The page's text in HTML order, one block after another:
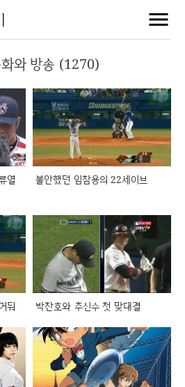
와 방송 (1270)
열
불안했던 임참용의 22세이브
둬 박찬호와 추신수 첫 맞대결